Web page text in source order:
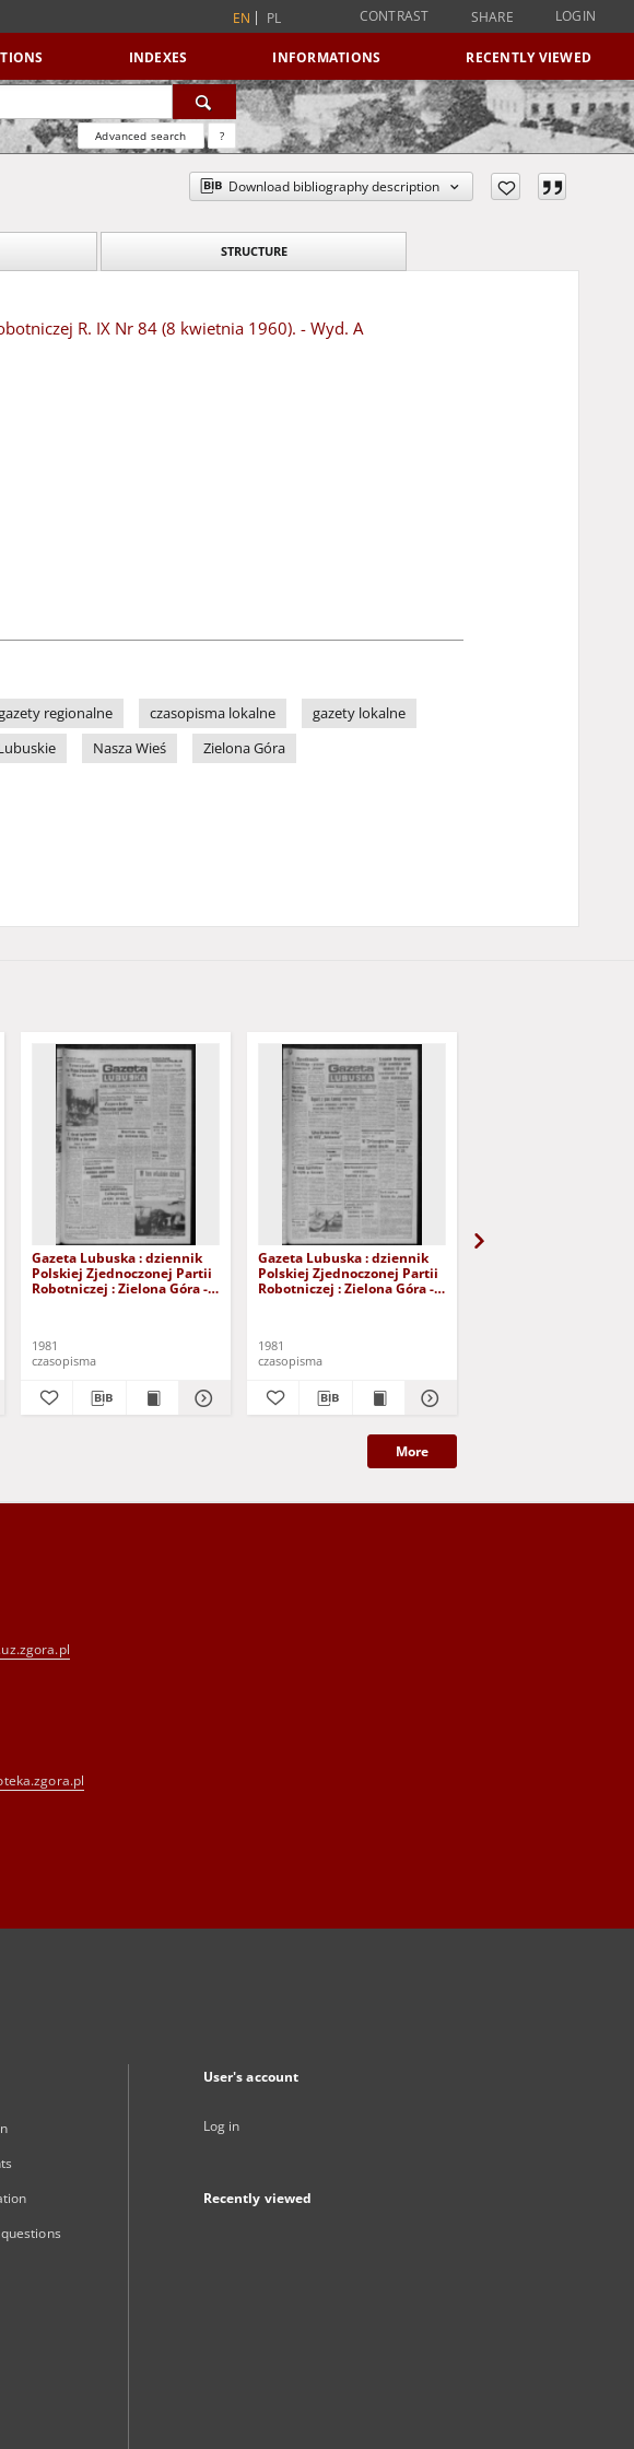
EN PL CONTRAST SHARE LOGIN
INDEXES INFORMATIONS RECENTLY VIEWED
Advanced search ?
Download bibliography description
STRUCTURE
R. IX Nr 84 (8 kwietnia 1960). - Wyd. A
regionalne czasopisma lokalne
gazety lokalne
Nasza Wieś Zielona Góra
Gazeta Lubuska : dziennik
Polskiej Zjednoczonej Partii
Robotniczej : Zielona Góra -
1981
czasopisma
Gazeta Lubuska : dziennik
Polskiej Zjednoczonej Partii
Robotniczej : Zielona Góra -
1981
czasopisma
More
User's account
Log in
Recently viewed